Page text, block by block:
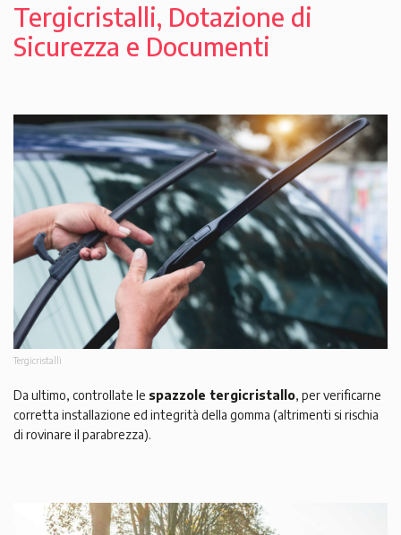
Tergicristalli, Dotazione di
Sicurezza e Documenti
Tergicristalli
Da ultimo, controllate le spazzole tergicristallo, per verificarne
corretta installazione ed integrità della gomma (altrimenti si rischia
di rovinare il parabrezza).